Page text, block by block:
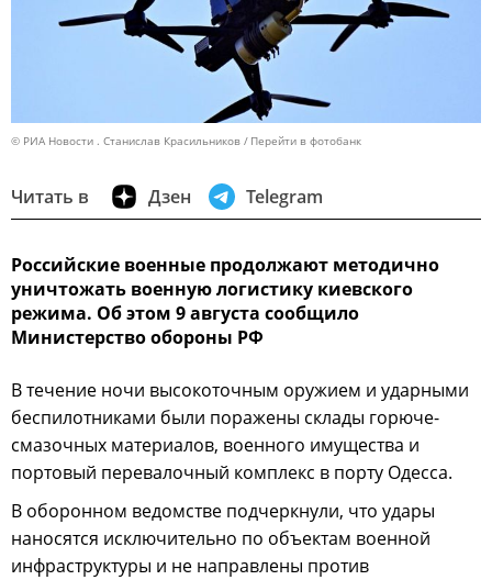
© РИА Новости . Станислав Красильников Перейти в фотобанк
Читать в Дзен Telegram
Российские военные продолжают методично
уничтожать военную логистику киевского
режима. Об этом 9 августа сообщило
Министерство обороны РФ
В течение ночи высокоточным оружием и ударными
беспилотниками были поражены склады горюче-
смазочных материалов, военного имущества и
портовый перевалочный комплекс в порту Одесса.
В оборонном ведомстве подчеркнули, что удары
наносятся исключительно по объектам военной
инфраструктуры и не направлены против